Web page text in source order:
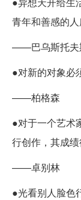
青年和善感的人
——巴乌斯托夫
●对新的对象必
——柏格森
●对于一个艺术
行创作，其成绩
——卓别林
●光看别人脸色